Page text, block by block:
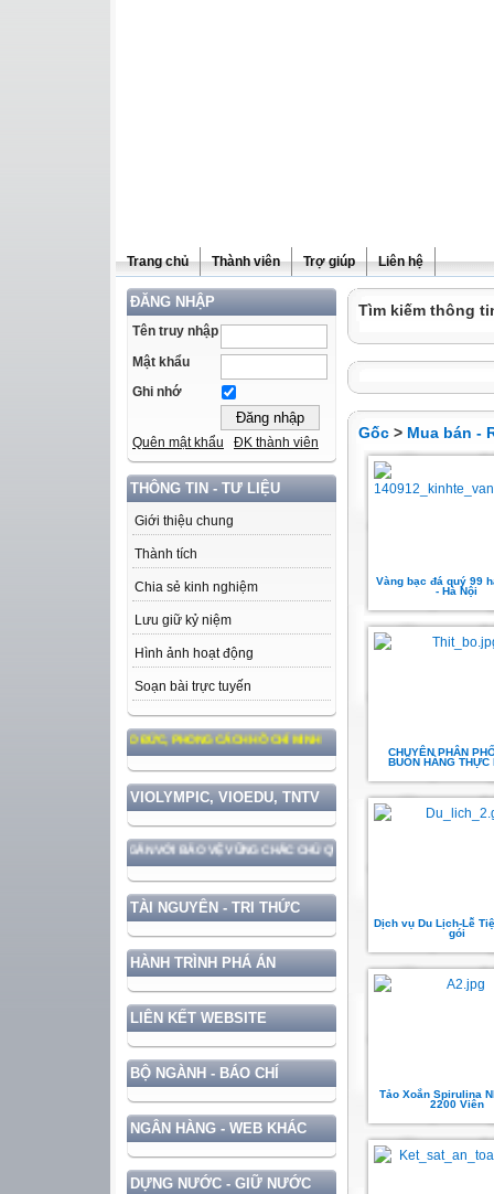
Trang chủ Thành viên Trợ giúp Liên hệ
ĐĂNG NHẬP
Tên truy nhập
Mật khẩu
Ghi nhớ
Quên mật khẩu ĐK thành viên
THÔNG TIN - TƯ LIỆU
Giới thiệu chung
Thành tích
Chia sẻ kinh nghiệm
Lưu giữ kỷ niệm
Hình ảnh hoạt động
Soạn bài trực tuyến
TƯ TƯỞNG, ĐẠO ĐỨC, PHONG CÁCH HỒ CHÍ MINH
VIOLYMPIC, VIOEDU, TNTV
TRIỂN ĐẤT NƯỚC GẮN VỚI BẢO VỆ VỮNG CHẮC CHỦ QUYỀN VÀ ĐỘC LẬP DÂN TỘC!
TÀI NGUYÊN - TRI THỨC
HÀNH TRÌNH PHÁ ÁN
LIÊN KẾT WEBSITE
BỘ NGÀNH - BÁO CHÍ
NGÂN HÀNG - WEB KHÁC
DỰNG NƯỚC - GIỮ NƯỚC
Tìm kiếm thông
Gốc > Mua bán -
Vàng bạc đá quý 99
- Hà Nội
CHUYÊN PHÂN
BUÔN HÀNG THỰC
Dịch vụ Du Lịch-Lễ
gói
Tảo Xoắn Spirulina
2200 Viên